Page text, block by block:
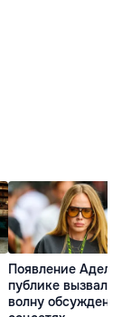
Появление Адель
публике вызвало
волну